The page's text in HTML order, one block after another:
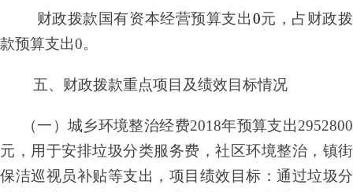
财政拨款国有资本经营预算支出0元，占财政拨
款预算支出0。
五、财政拨款重点项目及绩效目标情况
（一）城乡环境整治经费2018年预算支出2952800
元，用于安排垃圾分类服务费，社区环境整治，镇街
保洁巡视员补贴等支出，项目绩效目标：通过垃圾分